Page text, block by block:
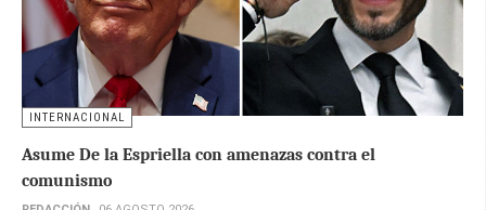
INTERNACIONAL
Asume De la Espriella con amenazas contra el
comunismo